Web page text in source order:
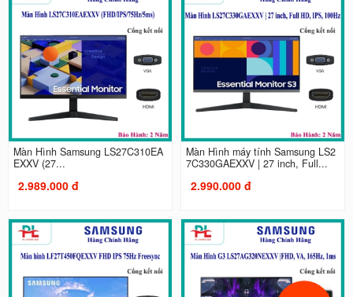
Màn Hình Samsung LS27C310EA
EXXV (27...
2.989.000 đ
Màn Hình máy tính Samsung LS2
7C330GAEXXV | 27 inch, Full...
2.990.000 đ